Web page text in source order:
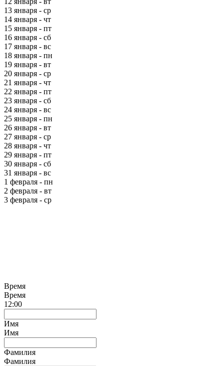
13 января - ср
14 января - чт
15 января - пт
16 января - сб
17 января - вс
18 января - пн
19 января - вт
20 января - ср
21 января - чт
22 января - пт
23 января - сб
24 января - вс
25 января - пн
26 января - вт
27 января - ср
28 января - чт
29 января - пт
30 января - сб
31 января - вс
1 февраля - пн
2 февраля - вт
3 февраля - ср
Время
Время
12:00
Имя
Имя
Фамилия
Фамилия